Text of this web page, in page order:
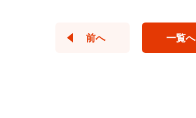
前へ 一覧へ